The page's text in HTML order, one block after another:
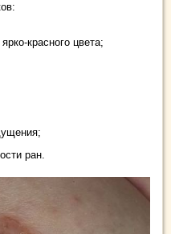
красного цвета;
ран.